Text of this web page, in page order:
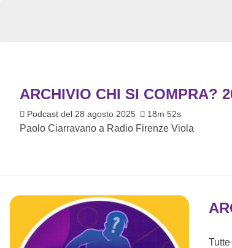
ARCHIVIO CHI SI COMPRA?
Podcast del 28 agosto 2025 18m 52s
Paolo Ciarravano a Radio Firenze Viola